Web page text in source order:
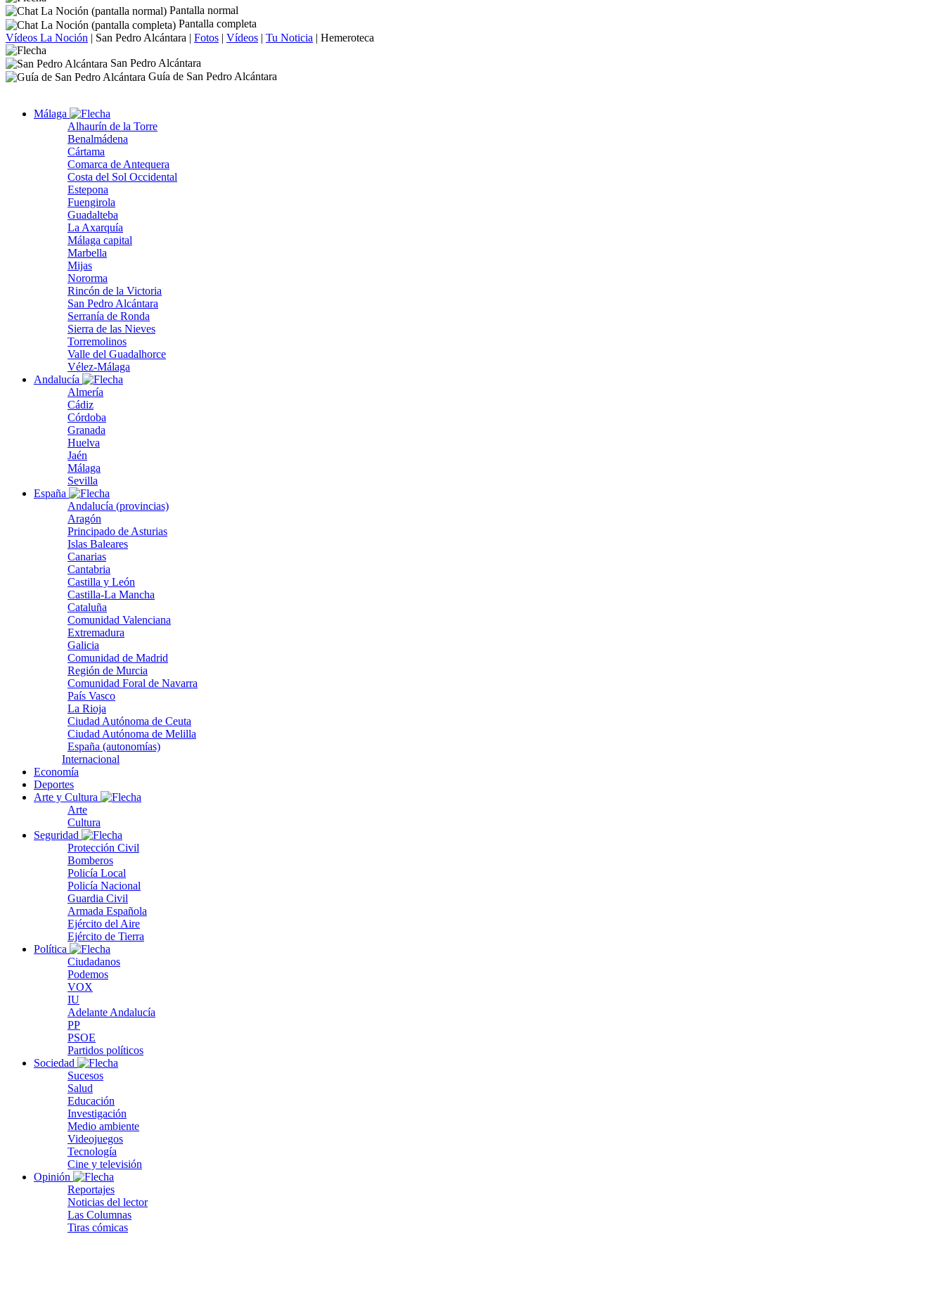
Pantalla normal
Pantalla completa
Vídeos La Noción | San Pedro Alcántara | Fotos | Vídeos | Tu Noticia | Hemeroteca
San Pedro Alcántara
Guía de San Pedro Alcántara
Málaga
Alhaurín de la Torre
Benalmádena
Cártama
Comarca de Antequera
Costa del Sol Occidental
Estepona
Fuengirola
Guadalteba
La Axarquía
Málaga capital
Marbella
Mijas
Nororma
Rincón de la Victoria
San Pedro Alcántara
Serranía de Ronda
Sierra de las Nieves
Torremolinos
Valle del Guadalhorce
Vélez-Málaga
Andalucía
Almería
Cádiz
Córdoba
Granada
Huelva
Jaén
Málaga
Sevilla
España
Andalucía (provincias)
Aragón
Principado de Asturias
Islas Baleares
Canarias
Cantabria
Castilla y León
Castilla-La Mancha
Cataluña
Comunidad Valenciana
Extremadura
Galicia
Comunidad de Madrid
Región de Murcia
Comunidad Foral de Navarra
País Vasco
La Rioja
Ciudad Autónoma de Ceuta
Ciudad Autónoma de Melilla
España (autonomías)
Internacional
Economía
Deportes
Arte y Cultura
Arte
Cultura
Seguridad
Protección Civil
Bomberos
Policía Local
Policía Nacional
Guardia Civil
Armada Española
Ejército del Aire
Ejército de Tierra
Política
Ciudadanos
Podemos
VOX
IU
Adelante Andalucía
PP
PSOE
Partidos políticos
Sociedad
Sucesos
Salud
Educación
Investigación
Medio ambiente
Videojuegos
Tecnología
Cine y televisión
Opinión
Reportajes
Noticias del lector
Las Columnas
Tiras cómicas